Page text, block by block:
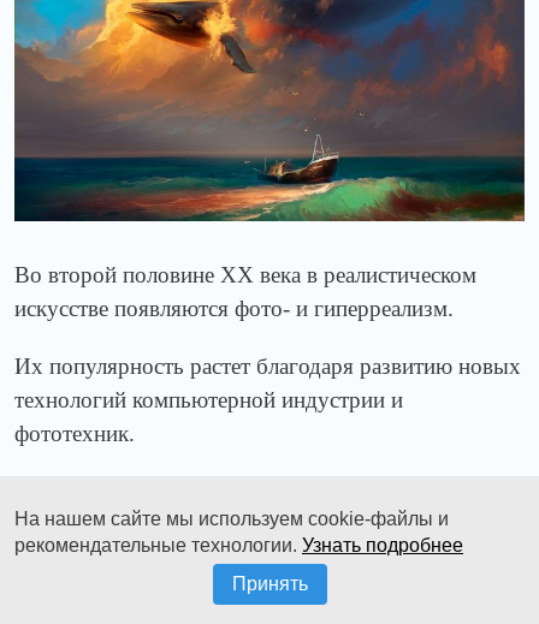
Во второй половине XX века в реалистическом
искусстве появляются фото- и гиперреализм.
Их популярность растет благодаря развитию новых
технологий компьютерной индустрии и
фототехник.
востребованным у публики и в наши дни.
Критический реализм XIX века
На нашем сайте мы используем cookie-файлы и
рекомендательные технологии. Узнать подробнее
Принять